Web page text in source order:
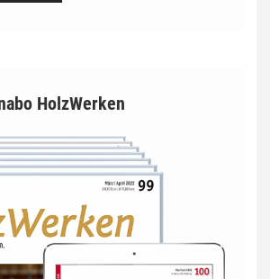
HolzWerken